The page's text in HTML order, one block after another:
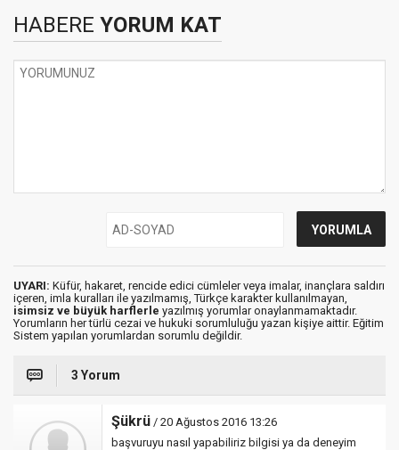
HABERE YORUM KAT
UYARI: Küfür, hakaret, rencide edici cümleler veya imalar, inançlara saldırı
içeren, imla kuralları ile yazılmamış, Türkçe karakter kullanılmayan,
isimsiz ve büyük harflerle yazılmış yorumlar onaylanmamaktadır.
Yorumların her türlü cezai ve hukuki sorumluluğu yazan kişiye aittir. Eğitim
Sistem yapılan yorumlardan sorumlu değildir.
3 Yorum
Şükrü / 20 Ağustos 2016 13:26
başvuruyu nasıl yapabiliriz bilgisi ya da deneyim